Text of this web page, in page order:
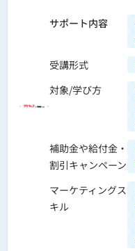
サポート内容
受講形式
対象/学び方
補助金や給付金・
割引キャンペーン
マーケティングス
キル